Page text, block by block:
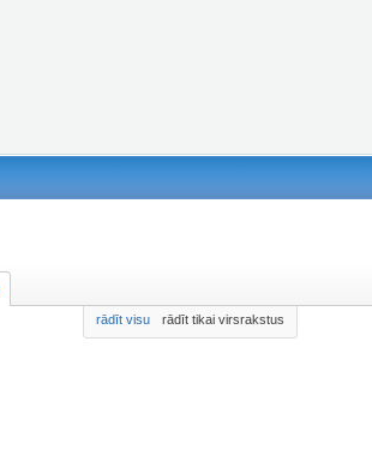
rādīt visu rādīt tikai virsrakstus